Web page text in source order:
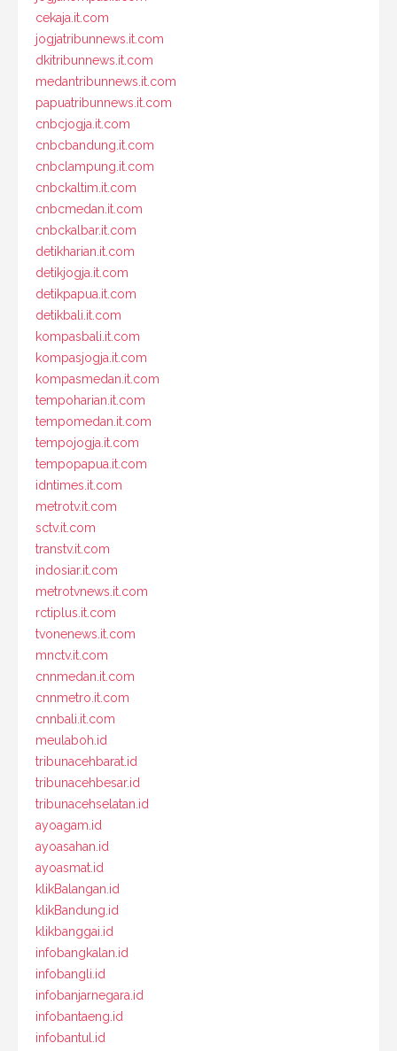
cekaja.it.com
jogjatribunnews.it.com
dkitribunnews.it.com
medantribunnews.it.com
papuatribunnews.it.com
cnbcjogja.it.com
cnbcbandung.it.com
cnbclampung.it.com
cnbckaltim.it.com
cnbcmedan.it.com
cnbckalbar.it.com
detikharian.it.com
detikjogja.it.com
detikpapua.it.com
detikbali.it.com
kompasbali.it.com
kompasjogja.it.com
kompasmedan.it.com
tempoharian.it.com
tempomedan.it.com
tempojogja.it.com
tempopapua.it.com
idntimes.it.com
metrotv.it.com
sctv.it.com
transtv.it.com
indosiar.it.com
metrotvnews.it.com
rctiplus.it.com
tvonenews.it.com
mnctv.it.com
cnnmedan.it.com
cnnmetro.it.com
cnnbali.it.com
meulaboh.id
tribunacehbarat.id
tribunacehbesar.id
tribunacehselatan.id
ayoagam.id
ayoasahan.id
ayoasmat.id
klikBalangan.id
klikBandung.id
klikbanggai.id
infobangkalan.id
infobangli.id
infobanjarnegara.id
infobantaeng.id
infobantul.id